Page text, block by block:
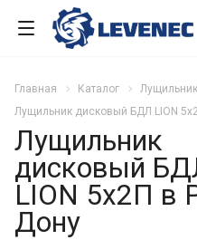
Главная Каталог
Лущильник дисковый БДЛ LION
Лущильник
дисковый
LION 5х2П в
Дону